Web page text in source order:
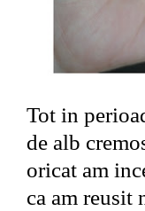
Tot in
de alb
oricat am
ca am reusit